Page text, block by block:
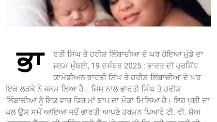
ਭਾ
ਰਤੀ ਸਿੰਘ ਤੇ ਹਰੀਸ਼ ਲਿੰਬਾਚੀਆ ਦੇ ਘਰ ਹੋਇਆ ਮੁੰਡੇ ਦਾ
ਜਨਮ ਮੁੰਬਈ, 19 ਦਸੰਬਰ 2025 : ਭਾਰਤ ਦੀ ਪ੍ਰਸਿੱਧ
ਕਾਮੇਡੀਅਨ ਭਾਰਤੀ ਸਿੰਘ ਤੇ ਹਰੀਸ਼ ਲਿੰਬਾਚੀਆ ਦੇ ਘਰ
ਇਕ ਲੜਕੇ ਨੇ ਜਨਮ ਲਿਆ ਹੈ। ਜਿਸ ਨਾਲ ਭਾਰਤੀ ਸਿੰਘ ਤੇ ਹਰੀਸ਼
ਲਿੰਬਾਚੀਆ ਨੂੰ ਇਕ ਵਾਰ ਫਿਰ ਮਾਂ-ਬਾਪ ਦਾ ਮੌਕਾ ਮਿਲਿਆ ਹੈ। ਇਹ ਖੁਸ਼ੀ ਦਾ
ਪਲ ਉਸ ਸਮੇਂ ਆਇਆ ਜਦੋਂ ਭਾਰਤੀ ਆਪਣੇ ਹਰਮਨ ਪਿਆਰੇ ਟੀ. ਵੀ. ਸ਼ੋਅ